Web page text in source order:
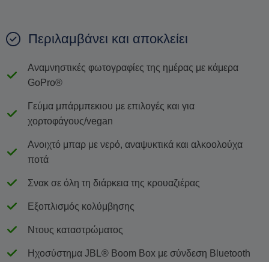
Περιλαμβάνει και αποκλείει
Αναμνηστικές φωτογραφίες της ημέρας με κάμερα
GoPro®
Γεύμα μπάρμπεκιου με επιλογές και για
χορτοφάγους/vegan
Ανοιχτό μπαρ με νερό, αναψυκτικά και αλκοολούχα
ποτά
Σνακ σε όλη τη διάρκεια της κρουαζιέρας
Εξοπλισμός κολύμβησης
Ντους καταστρώματος
Ηχοσύστημα JBL® Boom Box με σύνδεση Bluetooth